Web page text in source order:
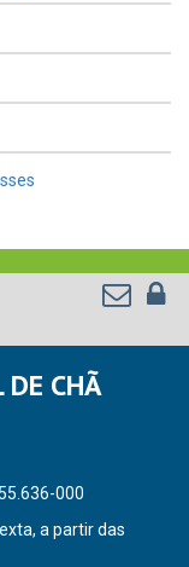
DE CHÃ
000
a partir das